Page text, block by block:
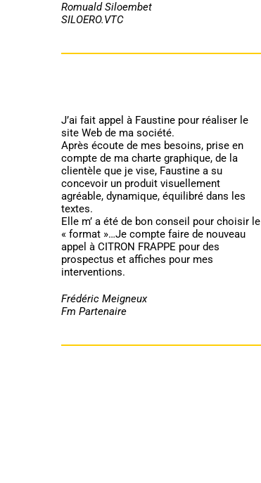
Romuald Siloembet
SILOERO.VTC
J’ai fait appel à Faustine pour réaliser le
site Web de ma société.
Après écoute de mes besoins, prise en
compte de ma charte graphique, de la
clientèle que je vise, Faustine a su
concevoir un produit visuellement
agréable, dynamique, équilibré dans les
textes.
Elle m’ a été de bon conseil pour choisir le
« format »…Je compte faire de nouveau
appel à CITRON FRAPPE pour des
prospectus et affiches pour mes
interventions.
Frédéric Meigneux
Fm Partenaire